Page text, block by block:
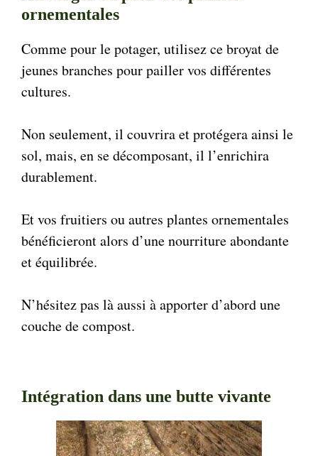
ornementales
Comme pour le potager, utilisez ce broyat de
jeunes branches pour pailler vos différentes
cultures.
Non seulement, il couvrira et protégera ainsi le
sol, mais, en se décomposant, il l’enrichira
durablement.
Et vos fruitiers ou autres plantes ornementales
bénéficieront alors d’une nourriture abondante
et équilibrée.
N’hésitez pas là aussi à apporter d’abord une
couche de compost.
Intégration dans une butte vivante